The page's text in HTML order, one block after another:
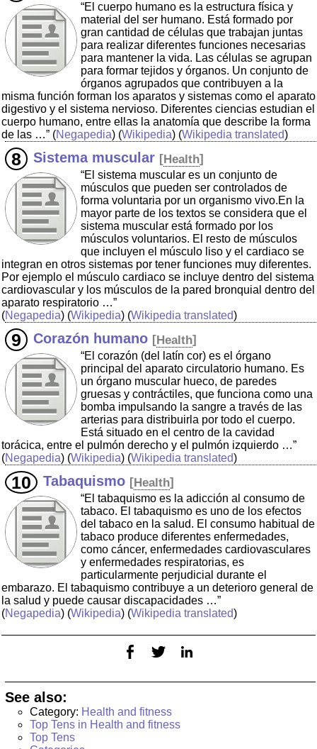
“El cuerpo humano es la estructura física y
material del ser humano. Está formado por
gran cantidad de células que trabajan juntas
para realizar diferentes funciones necesarias
para mantener la vida. Las células se agrupan
para formar tejidos y órganos. Un conjunto de
órganos agrupados que contribuyen a la
misma función forman los aparatos y sistemas como el aparato
digestivo y el sistema nervioso. Diferentes ciencias estudian el
cuerpo humano, entre ellas la anatomía que describe la forma
de las …” (Negapedia) (Wikipedia) (Wikipedia translated)
Sistema muscular [Health]
“El sistema muscular es un conjunto de
músculos que pueden ser controlados de
forma voluntaria por un organismo vivo.En la
mayor parte de los textos se considera que el
sistema muscular está formado por los
músculos voluntarios. El resto de músculos
que incluyen el músculo liso y el cardiaco se
integran en otros sistemas por tener funciones muy diferentes.
Por ejemplo el músculo cardiaco se incluye dentro del sistema
cardiovascular y los músculos de la pared bronquial dentro del
aparato respiratorio …”
(Negapedia) (Wikipedia) (Wikipedia translated)
Corazón humano [Health]
“El corazón (del latín cor) es el órgano
principal del aparato circulatorio humano. Es
un órgano muscular hueco, de paredes
gruesas y contráctiles, que funciona como una
bomba impulsando la sangre a través de las
arterias para distribuirla por todo el cuerpo.
Está situado en el centro de la cavidad
torácica, entre el pulmón derecho y el pulmón izquierdo …”
(Negapedia) (Wikipedia) (Wikipedia translated)
Tabaquismo [Health]
“El tabaquismo es la adicción al consumo de
tabaco. El tabaquismo es uno de los efectos
del tabaco en la salud. El consumo habitual de
tabaco produce diferentes enfermedades,
como cáncer, enfermedades cardiovasculares
y enfermedades respiratorias, es
particularmente perjudicial durante el
embarazo. El tabaquismo contribuye a un deterioro general de
la salud y puede causar discapacidades …”
(Negapedia) (Wikipedia) (Wikipedia translated)
See also:
Category: Health and fitness
Top Tens in Health and fitness
Top Tens